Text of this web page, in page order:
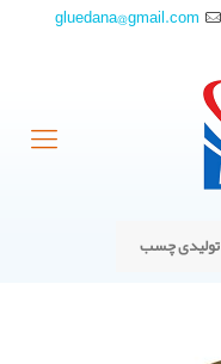
gluedana@gmail.com
تولیدی چسب